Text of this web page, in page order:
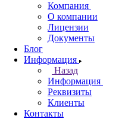
Компания
О компании
Лицензии
Документы
Блог
Информация
Назад
Информация
Реквизиты
Клиенты
Контакты